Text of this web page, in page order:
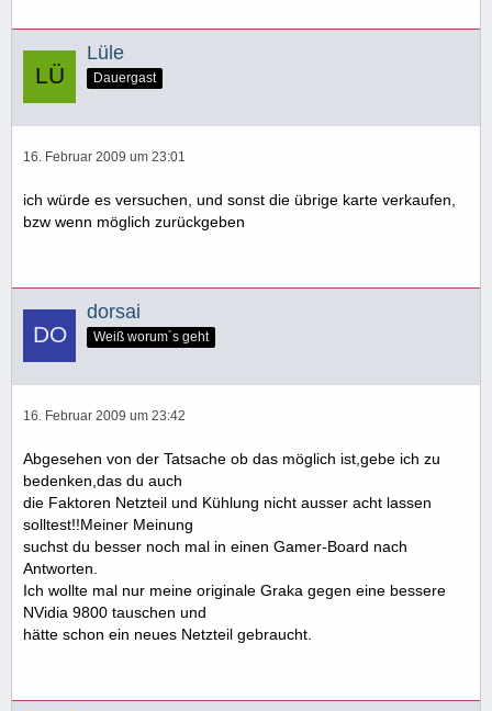
Lüle
Dauergast
16. Februar 2009 um 23:01
ich würde es versuchen, und sonst die übrige karte verkaufen,
bzw wenn möglich zurückgeben
dorsai
Weiß worum´s geht
16. Februar 2009 um 23:42
Abgesehen von der Tatsache ob das möglich ist,gebe ich zu
bedenken,das du auch
die Faktoren Netzteil und Kühlung nicht ausser acht lassen
solltest!!Meiner Meinung
suchst du besser noch mal in einen Gamer-Board nach
Antworten.
Ich wollte mal nur meine originale Graka gegen eine bessere
NVidia 9800 tauschen und
hätte schon ein neues Netzteil gebraucht.